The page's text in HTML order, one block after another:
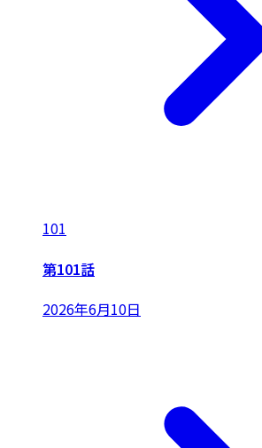
101
第101話
2026年6月10日